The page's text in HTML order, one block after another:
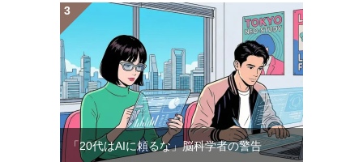
「20代はAIに頼るな」脳科学者の警告